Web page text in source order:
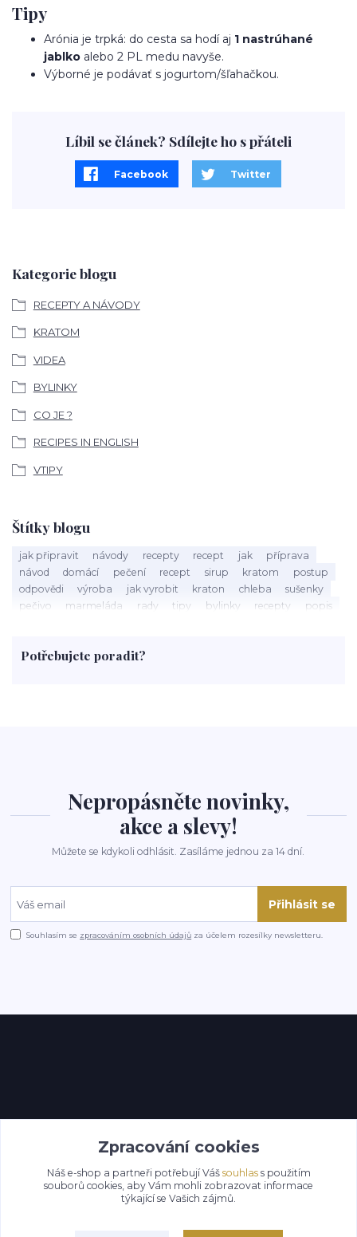
Kategorie blogu
RECEPTY A NÁVODY
KRATOM
VIDEA
BYLINKY
CO JE ?
RECIPES IN ENGLISH
VTIPY
Štítky blogu
jak připravit návody recepty recept jak
příprava
návod
domácí pečení recept sirup kratom
postup
odpovědi
výroba jak vyrobit kraton chleba
sušenky
pečivo
marmeláda rady tipy bylinky recepty
popis
rohlíky
grilování čaj
Potřebujete poradit?
Tipy
Arónia je trpká: do cesta sa hodí aj 1 nastrúhané
jablko alebo 2 PL medu navyše.
Výborné je podávať s jogurtom/šľahačkou.
Líbil se článek? Sdílejte ho s přáteli
Facebook Twitter
Nepropásněte novinky,
akce a slevy!
Můžete se kdykoli odhlásit. Zasíláme jednou za 14 dní.
Přihlásit se
Souhlasím se zpracováním osobních údajů za účelem rozesílky newsletteru.
Zpracování cookies
Náš e-shop a partneři potřebují Váš souhlass použitím
souborů cookies, aby Vám mohli zobrazovat informace
týkající se Vašich zájmů.